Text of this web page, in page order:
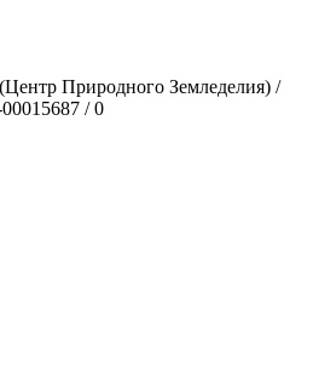
Природного Земледелия) /
/ 0